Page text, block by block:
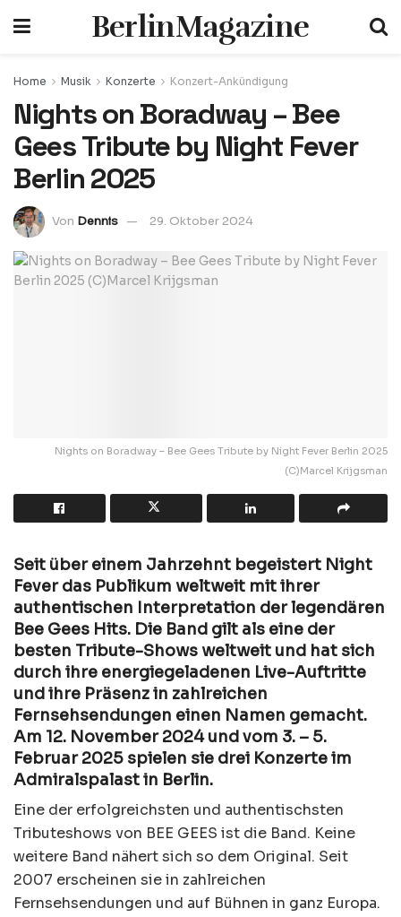
BerlinMagazine
Home Musik Konzerte Konzert-Ankündigung
Nights on Boradway – Bee
Gees Tribute by Night Fever
Berlin 2025
Von Dennis 29. Oktober 2024
Nights on Boradway – Bee Gees Tribute by Night Fever Berlin 2025
(C)Marcel Krijgsman
Seit über einem Jahrzehnt begeistert Night
Fever das Publikum weltweit mit ihrer
authentischen Interpretation der legendären
Bee Gees Hits. Die Band gilt als eine der
besten Tribute-Shows weltweit und hat sich
durch ihre energiegeladenen Live-Auftritte
und ihre Präsenz in zahlreichen
Fernsehsendungen einen Namen gemacht.
Am 12. November 2024 und vom 3. – 5.
Februar 2025 spielen sie drei Konzerte im
Admiralspalast in Berlin.
Eine der erfolgreichsten und authentischsten
Tributeshows von BEE GEES ist die Band. Keine
weitere Band nähert sich so dem Original. Seit
2007 erscheinen sie in zahlreichen
Fernsehsendungen und auf Bühnen in ganz Europa.